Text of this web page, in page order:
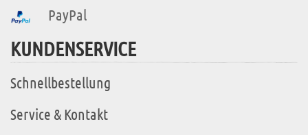
PayPal
KUNDENSERVICE
Schnellbestellung
Service & Kontakt